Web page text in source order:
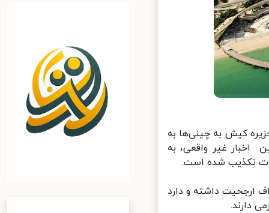
کیش به چینی‌ها به
غیر واقعی، به
تکذیب شده است.
داشته و دارد
دارند.